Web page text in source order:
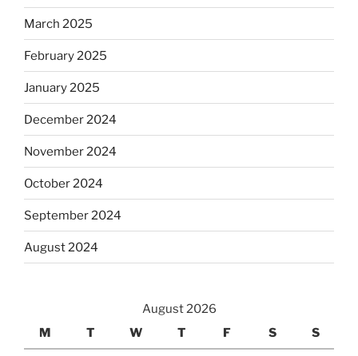
March 2025
February 2025
January 2025
December 2024
November 2024
October 2024
September 2024
August 2024
August 2026
M
T W T F S S